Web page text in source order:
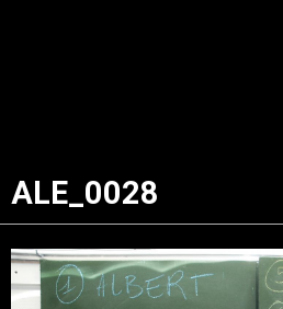
ALE_0028